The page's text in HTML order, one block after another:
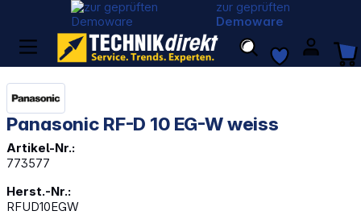
zur geprüften
Demoware
Panasonic RF-D 10 EG-W weiss
Artikel-Nr.:
773577
Herst.-Nr.:
RFUD10EGW